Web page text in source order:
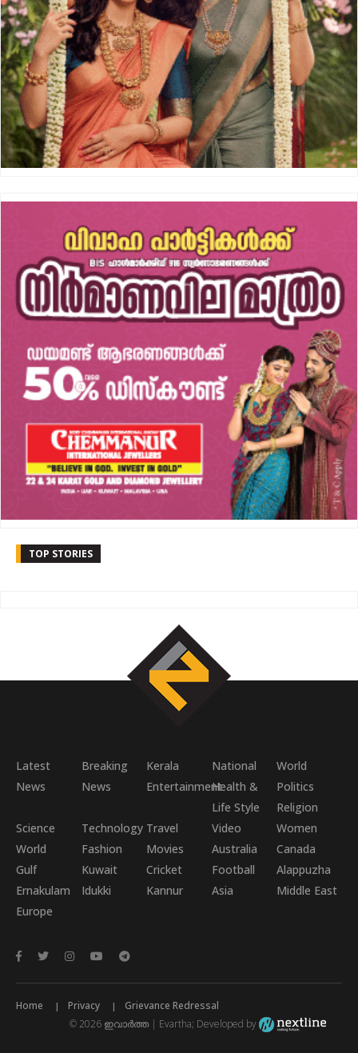
TOP STORIES
Latest
News
Breaking
News
Kerala National
World
EntertainmentHealth &
Life Style
Politics
Religion
Science
World
Technology Travel Video
Women
Fashion
Movies Australia
Canada
Gulf
Kuwait Cricket Football
Alappuzha
Ernakulam
Idukki Kannur Asia
Middle East
Europe
Home Privacy
Grievance Redressal
© 2026 ഇവാർത്ത | Evartha; Developed by